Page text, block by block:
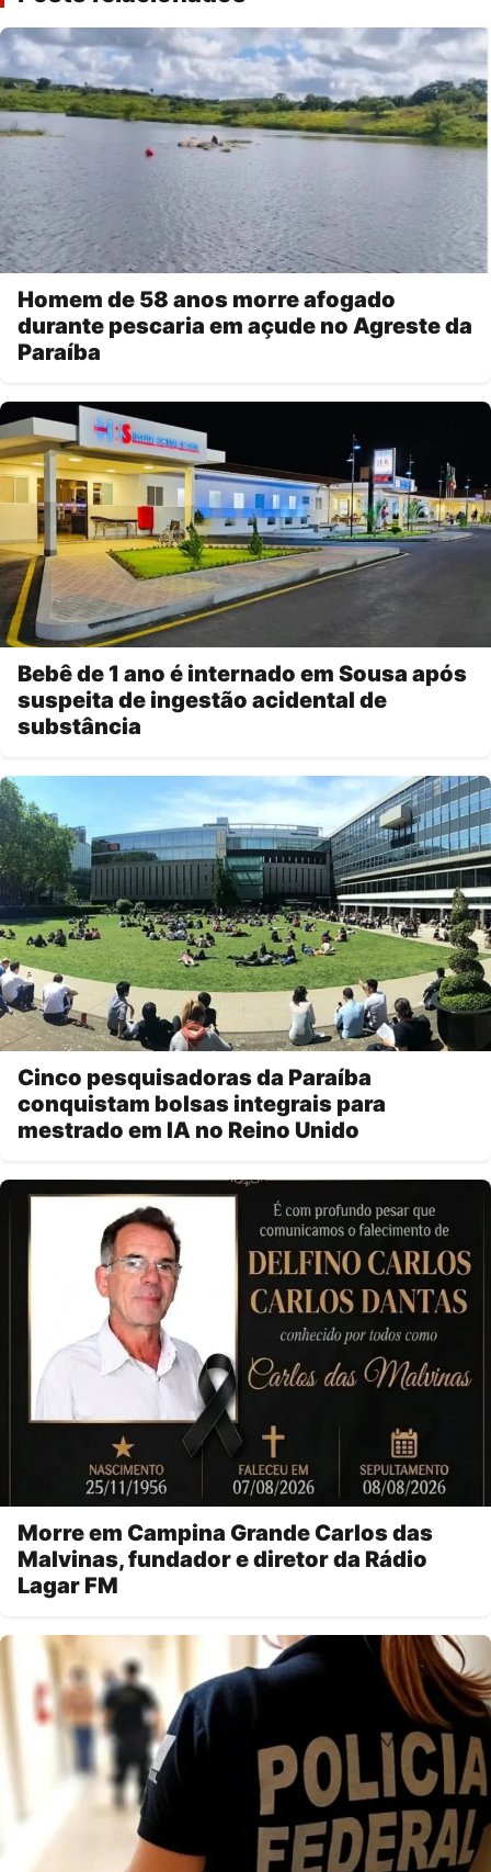
Homem de 58 anos morre afogado
durante pescaria em açude no Agreste da
Paraíba
Bebê de 1 ano é internado em Sousa após
suspeita de ingestão acidental de
substância
Cinco pesquisadoras da Paraíba
conquistam bolsas integrais para
mestrado em IA no Reino Unido
Morre em Campina Grande Carlos das
Malvinas, fundador e diretor da Rádio
Lagar FM